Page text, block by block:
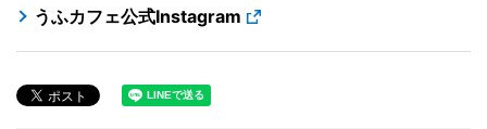
うふカフェ公式Instagram